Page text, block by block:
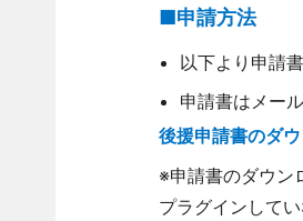
■申請方法
以下より申請
申請書はメー
後援申請書のダウ
※申請書のダウン
プラグインして